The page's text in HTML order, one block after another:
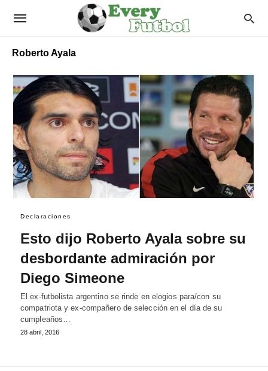
Roberto Ayala
Declaraciones
Esto dijo Roberto Ayala sobre su
desbordante admiración por
Diego Simeone
El ex-futbolista argentino se rinde en elogios para/con su
compatriota y ex-compañero de selección en el día de su
cumpleaños…
28 abril, 2016